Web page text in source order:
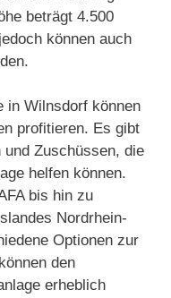
beträgt 4.500
können auch
in Wilnsdorf können
profitieren. Es gibt
Zuschüssen, die
helfen können.
bis hin zu
Nordrhein-
Optionen zur
den
erheblich